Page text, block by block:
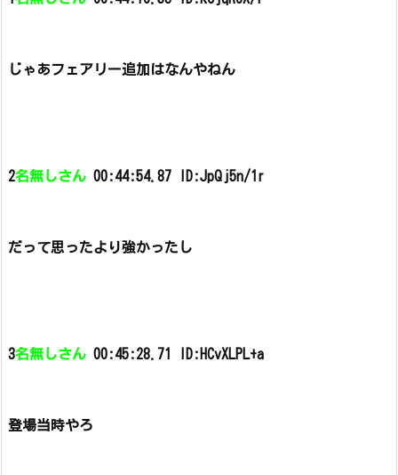
じゃあフェアリー追加はなんやねん
2名無しさん 00:44:54.87 ID:JpQj5n/1r
だって思ったより強かったし
3名無しさん 00:45:28.71 ID:HCvXLPL+a
登場当時やろ